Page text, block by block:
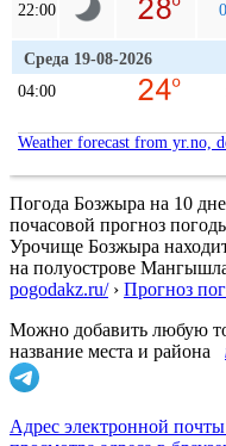
22:00
Среда 19-08-2026
04:00
Weather forecast from yr.no,
Погода Бозжыра на 10
почасовой прогноз
Урочище Бозжыра
на полуострове
pogodakz.ru/› Прогноз
Можно добавить любую
название места и района
Адрес электронной